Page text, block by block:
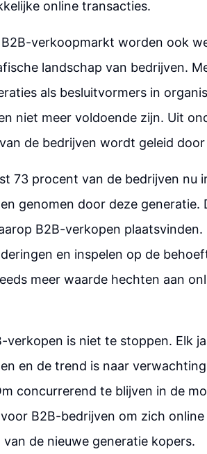
online transacties.
verkoopmarkt worden ook
landschap van bedrijven.
als besluitvormers in
niet meer voldoende zijn. Uit
de bedrijven wordt geleid door
73 procent van de bedrijven nu
genomen door deze generatie.
B2B-verkopen plaatsvinden.
en inspelen op de
meer waarde hechten aan
verkopen is niet te stoppen. Elk
en de trend is naar
concurrerend te blijven in de
B2B-bedrijven om zich
de nieuwe generatie kopers.